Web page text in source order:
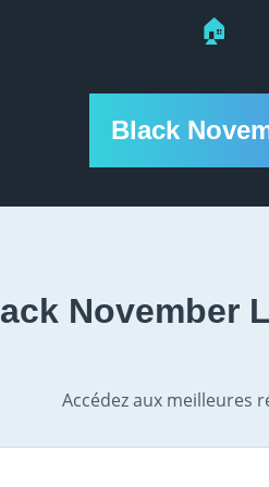
Black
November
Accédez aux meilleures
🏠